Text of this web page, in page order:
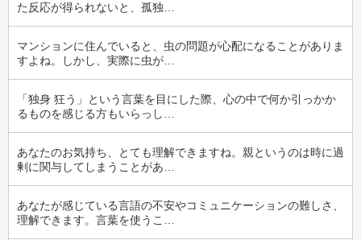
た反応が得られないと、孤独…
マンションに住んでいると、虫の問題が心配になることがありま
すよね。しかし、実際に虫が…
「独身 狂う」という言葉を目にした際、心の中で何か引っかか
るものを感じる方もいらっし…
あなたのお気持ち、とても理解できますね。親というのは時に過
剰に関与してしまうことがあ…
あなたが感じている言語の不安やコミュニケーションの難しさ、
理解できます。言葉を使うこ…